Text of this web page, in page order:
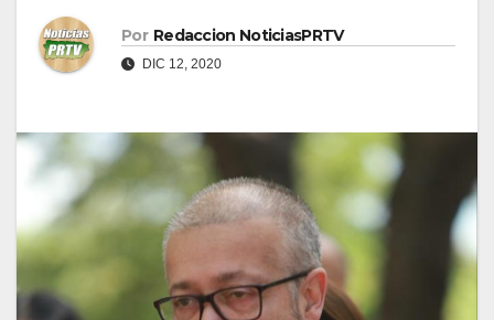
Por Redaccion NoticiasPRTV
DIC 12, 2020